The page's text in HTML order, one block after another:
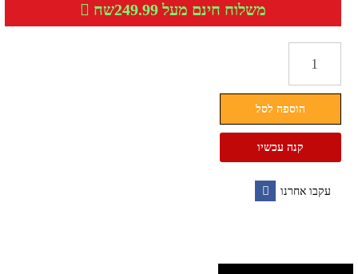
משלוח חינם מעל 249.99שח
כפכפי
עם
האג
הוספה לסל
קנה עכשיו
עקבו אחרנו